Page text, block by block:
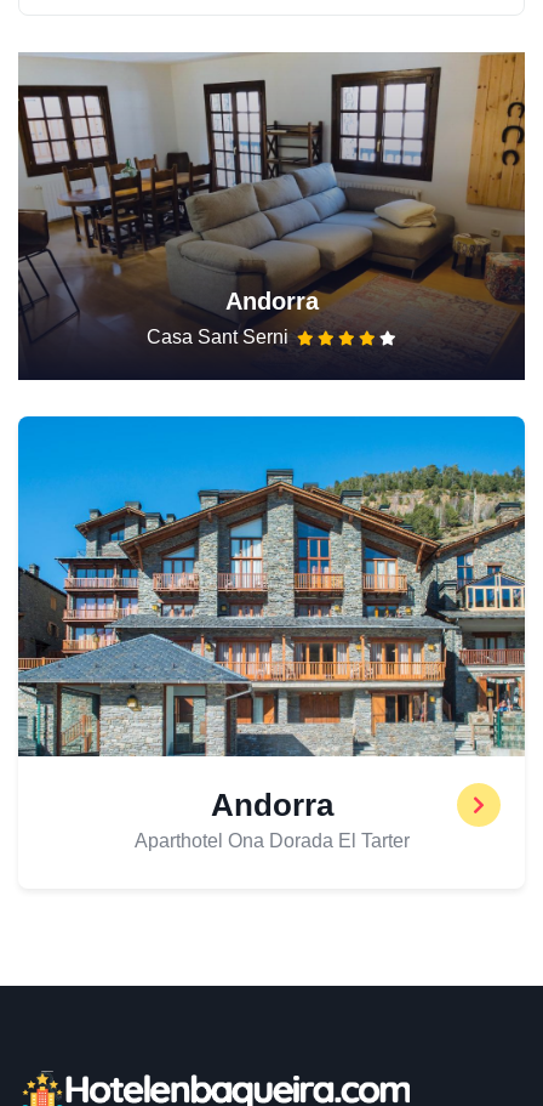
Andorra
Casa Sant Serni
Andorra
Aparthotel Ona Dorada El Tarter